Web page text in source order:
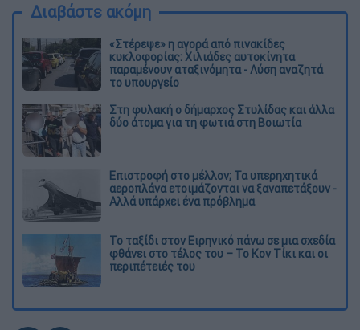
Διαβάστε ακόμη
«Στέρεψε» η αγορά από πινακίδες
κυκλοφορίας: Χιλιάδες αυτοκίνητα
παραμένουν αταξινόμητα - Λύση αναζητά
το υπουργείο
Στη φυλακή ο δήμαρχος Στυλίδας και άλλα
δύο άτομα για τη φωτιά στη Βοιωτία
Επιστροφή στο μέλλον; Τα υπερηχητικά
αεροπλάνα ετοιμάζονται να ξαναπετάξουν -
Αλλά υπάρχει ένα πρόβλημα
Το ταξίδι στον Ειρηνικό πάνω σε μια σχεδία
φθάνει στο τέλος του – Το Κον Τίκι και οι
περιπέτειές του